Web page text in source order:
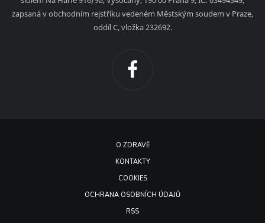
zapsaná v obchodním rejstříku vedeném Městským soudem v Praze,
oddíl C, vložka 232692.
O ZDRAVĚ
KONTAKTY
COOKIES
OCHRANA OSOBNÍCH ÚDAJŮ
RSS